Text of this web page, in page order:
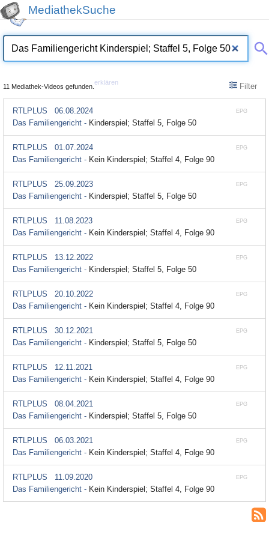
MediathekSuche
11 Mediathek-Videos gefunden.
erklären Filter
EPG
RTLPLUS
06.08.2024
Das Familiengericht - Kinderspiel; Staffel 5, Folge 50
EPG
RTLPLUS
01.07.2024
Das Familiengericht - Kein Kinderspiel; Staffel 4, Folge 90
EPG
RTLPLUS
25.09.2023
Das Familiengericht - Kinderspiel; Staffel 5, Folge 50
EPG
RTLPLUS
11.08.2023
Das Familiengericht - Kein Kinderspiel; Staffel 4, Folge 90
EPG
RTLPLUS
13.12.2022
Das Familiengericht - Kinderspiel; Staffel 5, Folge 50
EPG
RTLPLUS
20.10.2022
Das Familiengericht - Kein Kinderspiel; Staffel 4, Folge 90
EPG
RTLPLUS
30.12.2021
Das Familiengericht - Kinderspiel; Staffel 5, Folge 50
EPG
RTLPLUS
12.11.2021
Das Familiengericht - Kein Kinderspiel; Staffel 4, Folge 90
EPG
RTLPLUS
08.04.2021
Das Familiengericht - Kinderspiel; Staffel 5, Folge 50
EPG
RTLPLUS
06.03.2021
Das Familiengericht - Kein Kinderspiel; Staffel 4, Folge 90
EPG
RTLPLUS
11.09.2020
Das Familiengericht - Kein Kinderspiel; Staffel 4, Folge 90